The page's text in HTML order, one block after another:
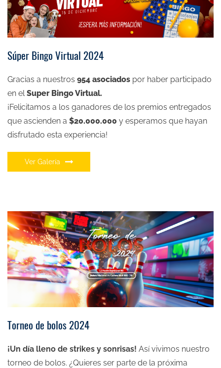
Súper Bingo Virtual 2024
Gracias a nuestros 954 asociados por haber participado
en el Super Bingo Virtual.
¡Felicitamos a los ganadores de los premios entregados
que ascienden a $20.000.000 y esperamos que hayan
disfrutado esta experiencia!
Ver Galería
Torneo de bolos 2024
¡Un día lleno de strikes y sonrisas! Así vivimos nuestro
torneo de bolos. ¿Quieres ser parte de la próxima